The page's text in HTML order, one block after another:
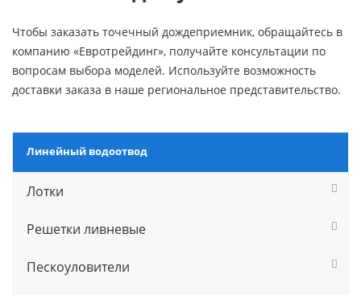
Чтобы заказать точечный дождеприемник, обращайтесь в
компанию «Евротрейдинг», получайте консультации по
вопросам выбора моделей. Используйте возможность
доставки заказа в наше региональное представительство.
Линейный водоотвод
Лотки
Решетки ливневые
Пескоуловители